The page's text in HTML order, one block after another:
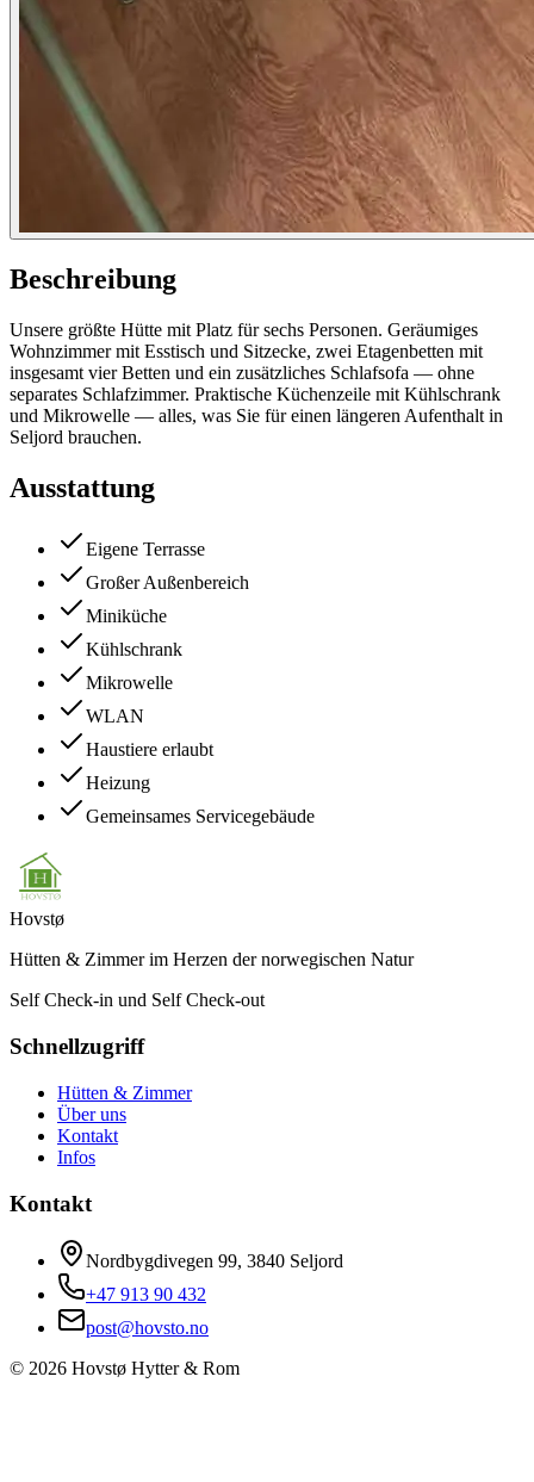
Beschreibung
Unsere größte Hütte mit Platz für sechs Personen. Geräumiges
Wohnzimmer mit Esstisch und Sitzecke, zwei Etagenbetten mit
insgesamt vier Betten und ein zusätzliches Schlafsofa — ohne
separates Schlafzimmer. Praktische Küchenzeile mit Kühlschrank
und Mikrowelle — alles, was Sie für einen längeren Aufenthalt in
Seljord brauchen.
Ausstattung
Eigene Terrasse
Großer Außenbereich
Miniküche
Kühlschrank
Mikrowelle
WLAN
Haustiere erlaubt
Heizung
Gemeinsames Servicegebäude
Hovstø
Hütten & Zimmer im Herzen der norwegischen Natur
Self Check-in und Self Check-out
Schnellzugriff
Hütten & Zimmer
Über uns
Kontakt
Infos
Kontakt
Nordbygdivegen 99, 3840 Seljord
+47 913 90 432
post@hovsto.no
© 2026 Hovstø Hytter & Rom